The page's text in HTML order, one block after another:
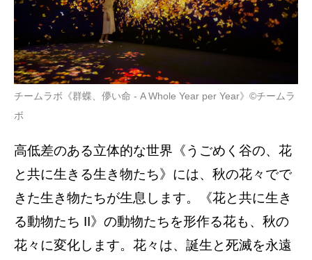
チームラボ《群蝶、儚い命 - A Whole Year per Year》©チームラ
ボ
高低差のある立体的な世界《うごめく谷の、花
と共に生きる生き物たち》には、秋の花々でで
きた生き物たちが生息します。《花と共に生き
る動物たち II》の動物たちを形作る花も、秋の
花々に変化します。花々は、誕生と死滅を永遠